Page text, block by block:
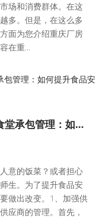
场和消费群体。在这
多。但是，在这么多
面为您介绍重庆厂房
在重...
重庆高校食堂承包管理-重庆高校食堂承包管理：如何提升食品安全和服务质量？
意的饭菜？或者担心
生。为了提升食品安
做出改变。1、加强供
应商的管理。首先，